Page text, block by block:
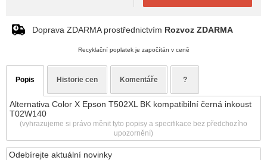
Odebírejte aktuální novinky
Doprava ZDARMA prostřednictvím Rozvoz ZDARMA
Recyklační poplatek je započítán v ceně
Popis Historie cen Komentáře ?
Alternativa Color X Epson T502XL BK kompatibilní černá inkoust
T02W140
(vyhrazujeme si právo měnit tyto popisy a specifikace bez předchozího
upozornění)